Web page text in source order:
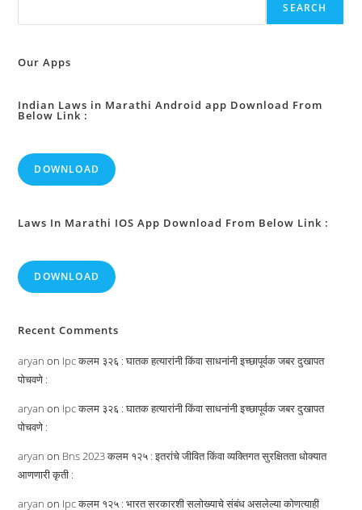
दण्ड
SEARCH
Our Apps
Indian Laws in Marathi Android app Download From
Below Link :
DOWNLOAD
Laws In Marathi IOS App Download From Below Link :
DOWNLOAD
Recent Comments
aryan on Ipc कलम ३२६ : घातक हत्यारांनी किंवा साधनांनी इच्छापूर्वक जबर दुखापत
पोचवणे :
aryan on Ipc कलम ३२६ : घातक हत्यारांनी किंवा साधनांनी इच्छापूर्वक जबर दुखापत
पोचवणे :
aryan on Bns 2023 कलम १२५ : इतरांचे जीवित किंवा व्यक्तिगत सुरक्षितता धोक्यात
आणणारी कृती :
aryan on Ipc कलम १२५ : भारत सरकारशी सलोख्याचे संबंध असलेल्या कोणत्याही